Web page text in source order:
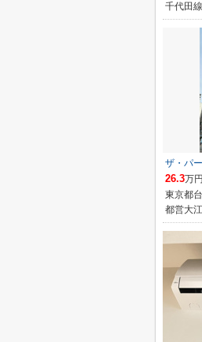
千代田
ザ・パ
26.3万
東京都
都営大